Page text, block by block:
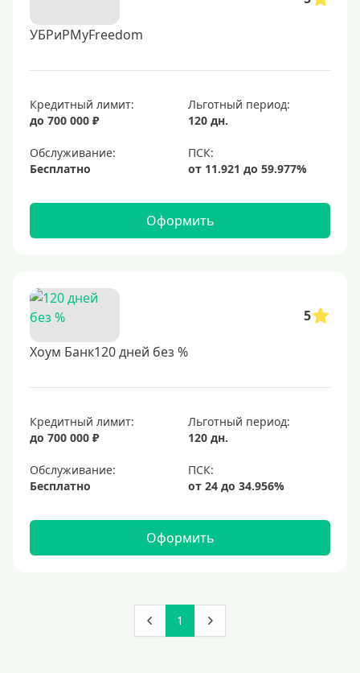
УБРиРMyFreedom
Кредитный лимит:
до 700 000 ₽
Льготный период:
120 дн.
Обслуживание:
Бесплатно
Оформить
5
Хоум Банк120 дней без %
Кредитный лимит:
до 700 000 ₽
Льготный период:
120 дн.
Обслуживание:
Бесплатно
Оформить
1